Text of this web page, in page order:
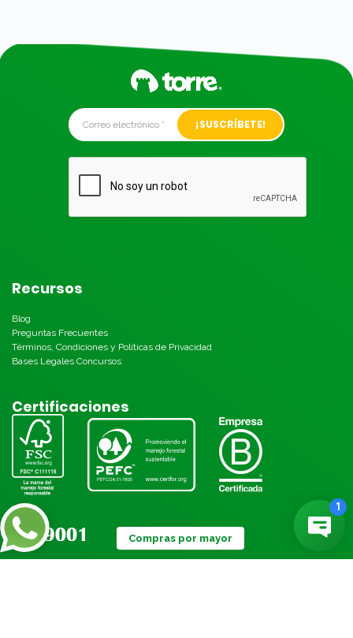
Alternative:
Recursos
Blog
Preguntas Frecuentes
Términos, Condiciones y Políticas de Privacidad
Bases Legales Concursos
Certificaciones
Compras por mayor